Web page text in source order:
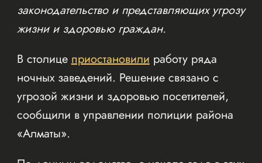
законодательство и представляющих угрозу
жизни и здоровью граждан.
В столице приостановили работу ряда
ночных заведений. Решение связано с
угрозой жизни и здоровью посетителей,
сообщили в управлении полиции района
«Алматы».